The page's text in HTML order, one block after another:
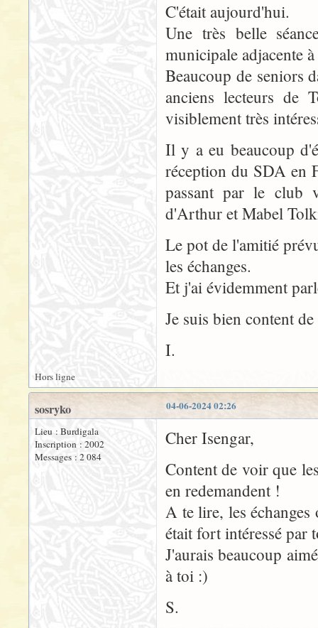
C'était aujourd'hui.
Une très belle
municipale adjacente
Beaucoup de seniors
anciens lecteurs de
visiblement très
Il y a eu beaucoup
réception du SDA en
passant par le club
d'Arthur et Mabel
Le pot de l'amitié
les échanges.
Et j'ai évidemment
Je suis bien content
I.
Hors ligne
04-06-2024 02:26
sosryko
Lieu : Burdigala
Inscription : 2002
Messages : 2 084
Cher Isengar,
Content de voir que
en redemandent !
A te lire, les
était fort intéressé par
J'aurais beaucoup
à toi :)
S.